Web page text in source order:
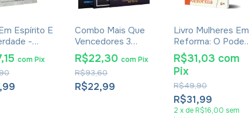
Espírito E
-
Seixas
comPix
Combo Mais Que
Vencedores 3
Livros - Inspirado
No Filme
R$22,99
R$93,60
R$22,30 comPix
Livro Mulheres Em
Reforma: O Poder
Catalisador Para
Identidade E
Influência - Rachel
Malafaia
R$31,99
R$49,90
R$31,03 com
Pix
2 x de R$16,00 sem